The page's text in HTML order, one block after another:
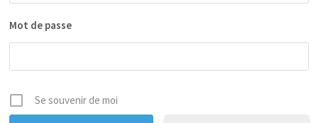
Mot de passe
Se souvenir de moi